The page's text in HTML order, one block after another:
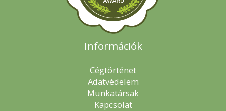
Információk
Cégtörténet
Adatvédelem
Munkatársak
Kapcsolat